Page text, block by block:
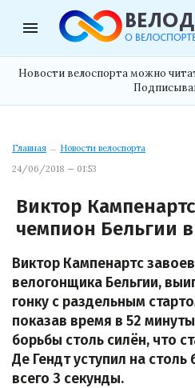
menu
Новости велоспорта можно
Главная → Новости велоспорта
24/06/2018 — 01:53
Виктор
чемпион Бельгии в
Виктор Кампенартс
велогонщика Бельгии,
гонку с раздельным
показав время в 52
борьбы столь силён, что
Де Гендт уступил на
всего 3 секунды.